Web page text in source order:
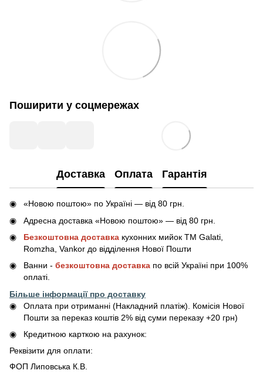
Поширити у соцмережах
Доставка Оплата Гарантія
«Новою поштою» по Україні — від 80 грн.
Адресна доставка «Новою поштою» — від 80 грн.
Безкоштовна доставка кухонних мийок ТМ Galati,
Romzha, Vankor до відділення Нової Пошти
Ванни - безкоштовна доставка по всій Україні при 100%
оплаті.
Більше інформації про доставку
Оплата при отриманні (Накладний платіж). Комісія Нової
Пошти за переказ коштів 2% від суми переказу +20 грн)
Кредитною карткою на рахунок:
Реквізити для оплати:
ФОП Липовська К.В.